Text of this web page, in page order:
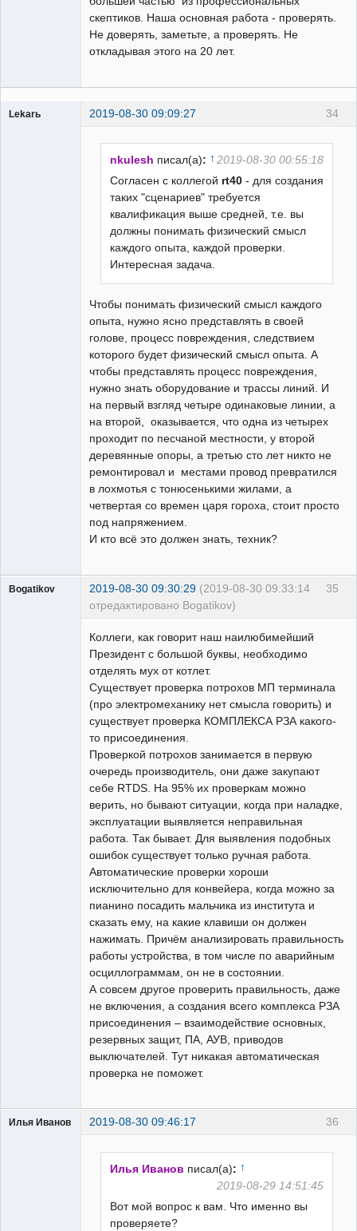
скептиков. Наша основная работа - проверять.
Не доверять, заметьте, а проверять. Не
откладывая этого на 20 лет.
34
Lekarь 2019-08-30 09:09:27
nkulesh писал(а): ↑ 2019-08-30 00:55:18
Согласен с коллегой rt40 - для создания
таких "сценариев" требуется
квалификация выше средней, т.е. вы
должны понимать физический смысл
каждого опыта, каждой проверки.
Интересная задача.
Чтобы понимать физический смысл каждого
опыта, нужно ясно представлять в своей
голове, процесс повреждения, следствием
которого будет физический смысл опыта. А
чтобы представлять процесс повреждения,
нужно знать оборудование и трассы линий. И
на первый взгляд четыре одинаковые линии, а
на второй, оказывается, что одна из четырех
проходит по песчаной местности, у второй
деревянные опоры, а третью сто лет никто не
ремонтировал и местами провод превратился
в лохмотья с тонюсенькими жилами, а
четвертая со времен царя гороха, стоит просто
под напряжением.
И кто всё это должен знать, техник?
35
Bogatikov 2019-08-30 09:30:29 (2019-08-30 09:33:14
отредактировано Bogatikov)
Коллеги, как говорит наш наилюбимейший
Президент с большой буквы, необходимо
отделять мух от котлет.
Существует проверка потрохов МП терминала
(про электромеханику нет смысла говорить) и
существует проверка КОМПЛЕКСА РЗА какого-
то присоединения.
Проверкой потрохов занимается в первую
очередь производитель, они даже закупают
себе RTDS. На 95% их проверкам можно
верить, но бывают ситуации, когда при наладке,
эксплуатации выявляется неправильная
работа. Так бывает. Для выявления подобных
ошибок существует только ручная работа.
Автоматические проверки хороши
исключительно для конвейера, когда можно за
пианино посадить мальчика из института и
сказать ему, на какие клавиши он должен
нажимать. Причём анализировать правильность
работы устройства, в том числе по аварийным
осциллограммам, он не в состоянии.
А совсем другое проверить правильность, даже
не включения, а создания всего комплекса РЗА
присоединения – взаимодействие основных,
резервных защит, ПА, АУВ, приводов
выключателей. Тут никакая автоматическая
проверка не поможет.
36
Илья Иванов 2019-08-30 09:46:17
Илья Иванов писал(а): ↑
2019-08-29 14:51:45
Вот мой вопрос к вам. Что именно вы
проверяете?